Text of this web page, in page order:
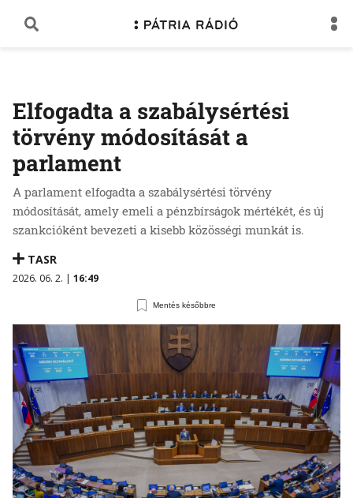
Elfogadta a szabálysértési
törvény módosítását a
parlament
A parlament elfogadta a szabálysértési törvény
módosítását, amely emeli a pénzbírságok mértékét, és új
szankcióként bevezeti a kisebb közösségi munkát is.
TASR
2026. 06. 2. | 16:49
Mentés későbbre